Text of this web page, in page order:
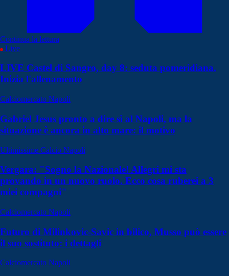
Continua la lettura
Live
LIVE Castel di Sangro, day 8: seduta pomeridiana.
Inizia l'allenamento
Calciomercato Napoli
Gabriel Jesus pronto a dire sì al Napoli, ma la
situazione è ancora in alto mare: il motivo
Ultimissime Calcio Napoli
Vergara: "Sogno la Nazionale! Allegri mi sta
provando in un nuovo ruolo. Ecco cosa ruberei a 3
miei compagni"
Calciomercato Napoli
Futuro di Milinkovic-Savic in bilico, Musso può essere
il suo sostituto: i dettagli
Calciomercato Napoli